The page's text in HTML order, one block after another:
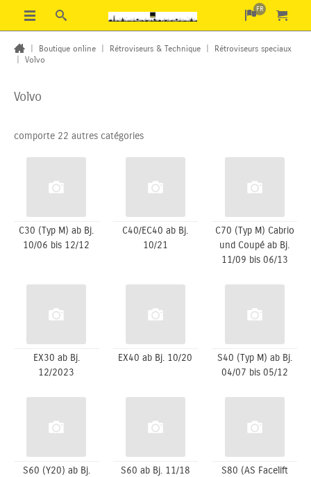
FR
Boutique online Rétroviseurs & Technique
Rétroviseurs speciaux
Volvo
Volvo
comporte 22 autres catégories
C30 (Typ M) ab Bj.
10/06 bis 12/12
C40/EC40 ab Bj.
10/21
C70 (Typ M) Cabrio
und Coupé ab Bj.
11/09 bis 06/13
EX30 ab Bj.
12/2023
EX40 ab Bj. 10/20
S40 (Typ M) ab Bj.
04/07 bis 05/12
S60 (Y20) ab Bj.
S60 ab Bj. 11/18
S80 (AS Facelift